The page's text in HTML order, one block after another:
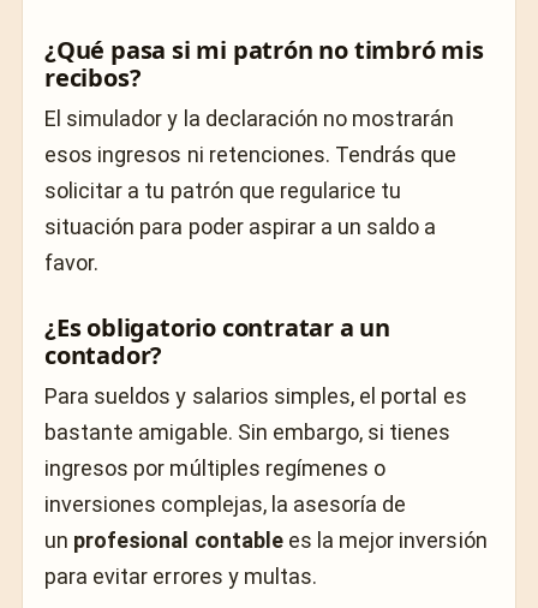
¿Qué pasa si mi patrón no timbró mis
recibos?
El simulador y la declaración no mostrarán
esos ingresos ni retenciones. Tendrás que
solicitar a tu patrón que regularice tu
situación para poder aspirar a un saldo a
favor.
¿Es obligatorio contratar a un
contador?
Para sueldos y salarios simples, el portal es
bastante amigable. Sin embargo, si tienes
ingresos por múltiples regímenes o
inversiones complejas, la asesoría de
un profesional contablees la mejor inversión
para evitar errores y multas.